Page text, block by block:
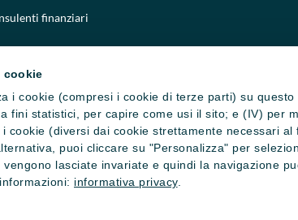
cookie
i cookie (compresi i cookie di terze parti) su
fini statistici, per capire come usi il sito; e (IV) per
cookie (diversi dai cookie strettamente necessari
puoi cliccare su "Personalizza" per
lasciate invariate e quindi la navigazione
informativa privacy.
finanziari
cookiePrivacy e cookie policy